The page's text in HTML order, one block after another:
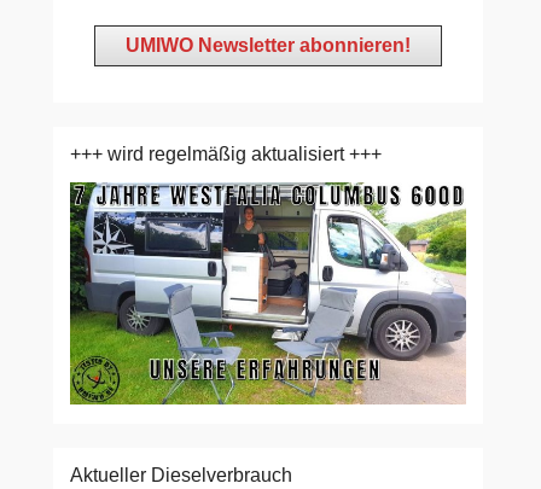
+++ wird regelmäßig aktualisiert +++
Aktueller Dieselverbrauch